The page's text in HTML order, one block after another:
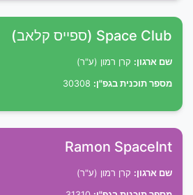
Space Club (ספייס קלאב)
שם ארגון: קרן רמון (ע"ר)
מספר תוכנית בגפ"ן:
Ramon SpaceInt
שם ארגון: קרן רמון (ע"ר)